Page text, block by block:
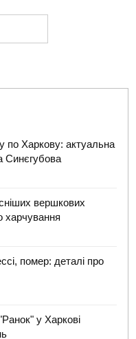
по Харкову: актуальна
Синєгубова
вершкових
харчування
помер: деталі про
у Харкові